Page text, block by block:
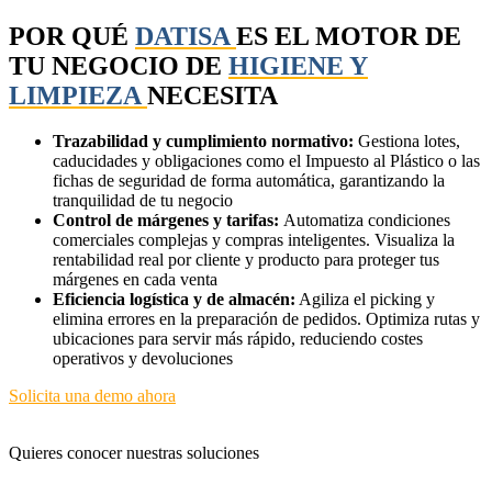
POR QUÉ DATISA ES EL MOTOR DE
TU NEGOCIO DE HIGIENE Y
LIMPIEZA NECESITA
Trazabilidad y cumplimiento normativo: Gestiona lotes,
caducidades y obligaciones como el Impuesto al Plástico o las
fichas de seguridad de forma automática, garantizando la
tranquilidad de tu negocio
Control de márgenes y tarifas: Automatiza condiciones
comerciales complejas y compras inteligentes. Visualiza la
rentabilidad real por cliente y producto para proteger tus
márgenes en cada venta
Eficiencia logística y de almacén: Agiliza el picking y
elimina errores en la preparación de pedidos. Optimiza rutas y
ubicaciones para servir más rápido, reduciendo costes
operativos y devoluciones
Solicita una demo ahora
Quieres conocer nuestras soluciones